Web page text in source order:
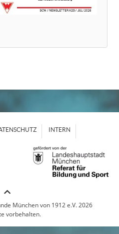
INTERN
München von 1912 e.V. 2026
vorbehalten.